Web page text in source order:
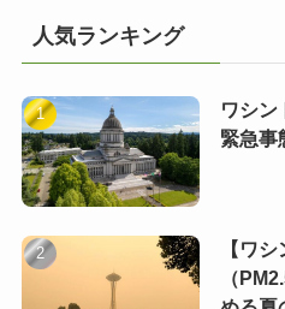
人気ランキング
ワシン
緊急
【ワ
（